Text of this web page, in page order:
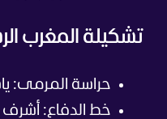
تشكيلة المغرب
حراسة المرمى:
خط الدفاع: